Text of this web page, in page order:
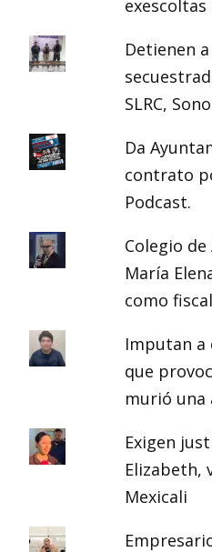
Detienen
SLRC,
Da
contrato
Podcast.
Colegio
María
como
Imputan a
que
murió una
Exigen
Elizabeth,
Mexicali